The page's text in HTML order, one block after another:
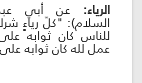
الرياء: عن أبي
السلام): "كلّ رياءٍ
للناس كان ثوابه
عمل لله كان ثوابه